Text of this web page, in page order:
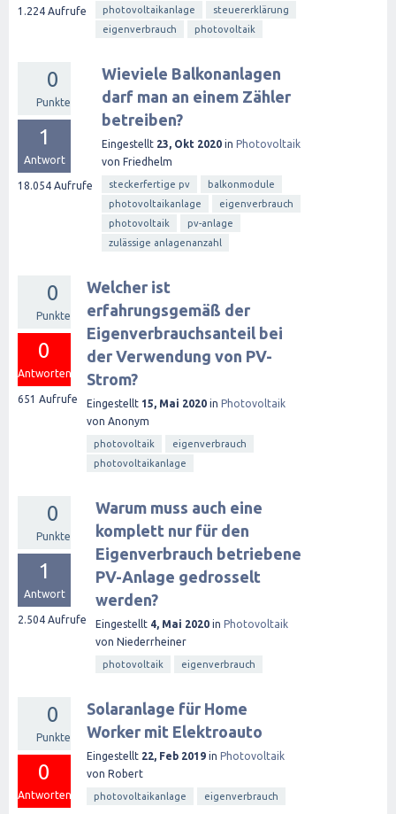
1.224 Aufrufe photovoltaikanlage
steuererklärung
eigenverbrauch
photovoltaik
0
Punkte
1
Antwort
18.054 Aufrufe
Wieviele Balkonanlagen
darf man an einem Zähler
betreiben?
Eingestellt 23, Okt 2020 in Photovoltaik
von Friedhelm
steckerfertige pv
balkonmodule
photovoltaikanlage
eigenverbrauch
photovoltaik
pv-anlage
zulässige anlagenanzahl
0
Punkte
0
Antworten
651 Aufrufe
Welcher ist
erfahrungsgemäß der
Eigenverbrauchsanteil bei
der Verwendung von PV-
Strom?
Eingestellt 15, Mai 2020 in Photovoltaik
von Anonym
photovoltaik
eigenverbrauch
photovoltaikanlage
0
Punkte
1
Antwort
2.504 Aufrufe
Warum muss auch eine
komplett nur für den
Eigenverbrauch betriebene
PV-Anlage gedrosselt
werden?
Eingestellt 4, Mai 2020 in Photovoltaik
von Niederrheiner
photovoltaik eigenverbrauch
0
Punkte
0
Antworten
Solaranlage für Home
Worker mit Elektroauto
Eingestellt 22, Feb 2019 in Photovoltaik
von Robert
photovoltaikanlage eigenverbrauch